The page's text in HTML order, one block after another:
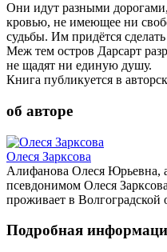
Они идут разными
кровью, не имеющее ни
судьбы. Им придётся
Меж тем остров Дарсарт
не щадят ни единую душу.
Книга публикуется в
об авторе
Олеся Зарксова
Алифанова Олеся Юрьевна,
псевдонимом Олеся
проживает в Волгоградской
Подробная